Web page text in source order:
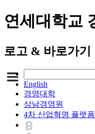
연세대학교
로고 & 바로가기
English
경영대학
상남경영원
4차 산업혁명 플랫폼